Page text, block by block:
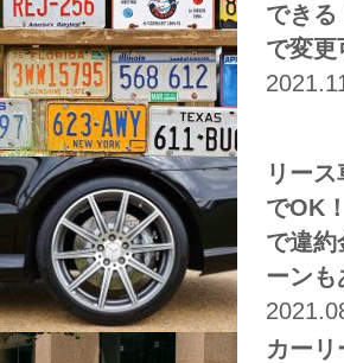
できる
で変更
リー
でOK
で違約
ーンも
カー